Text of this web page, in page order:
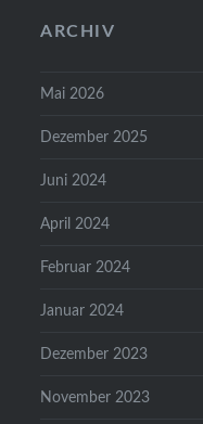
ARCHIV
Mai 2026
Dezember 2025
Juni 2024
April 2024
Februar 2024
Januar 2024
Dezember 2023
November 2023